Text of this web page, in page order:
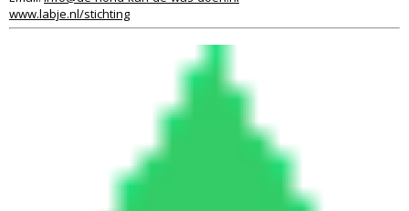
www.labje.nl/stichting